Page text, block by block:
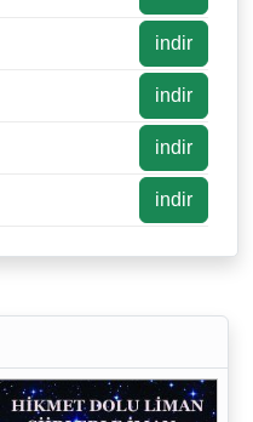
indir
indir
indir
indir